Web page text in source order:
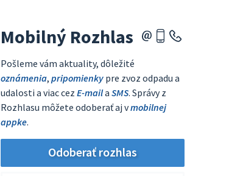
Mobilný Rozhlas
Pošleme vám aktuality, dôležité
oznámenia, pripomienky pre zvoz odpadu a
udalosti a viac cez E-maila SMS. Správy z
Rozhlasu môžete odoberať aj vmobilnej
appke.
Odoberať rozhlas